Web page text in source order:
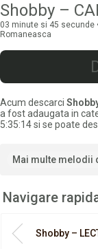
03 minute si 45 secunde
Romaneasca
Acum descarci
a fost adaugata in
5:35:14 si se poate
Mai multe melodii
Navigare
Shobby –